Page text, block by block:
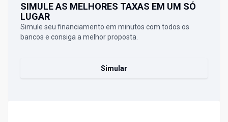
SIMULE AS MELHORES TAXAS EM UM SÓ
LUGAR
Simule seu financiamento em minutos com todos os
bancos e consiga a melhor proposta.
Simular